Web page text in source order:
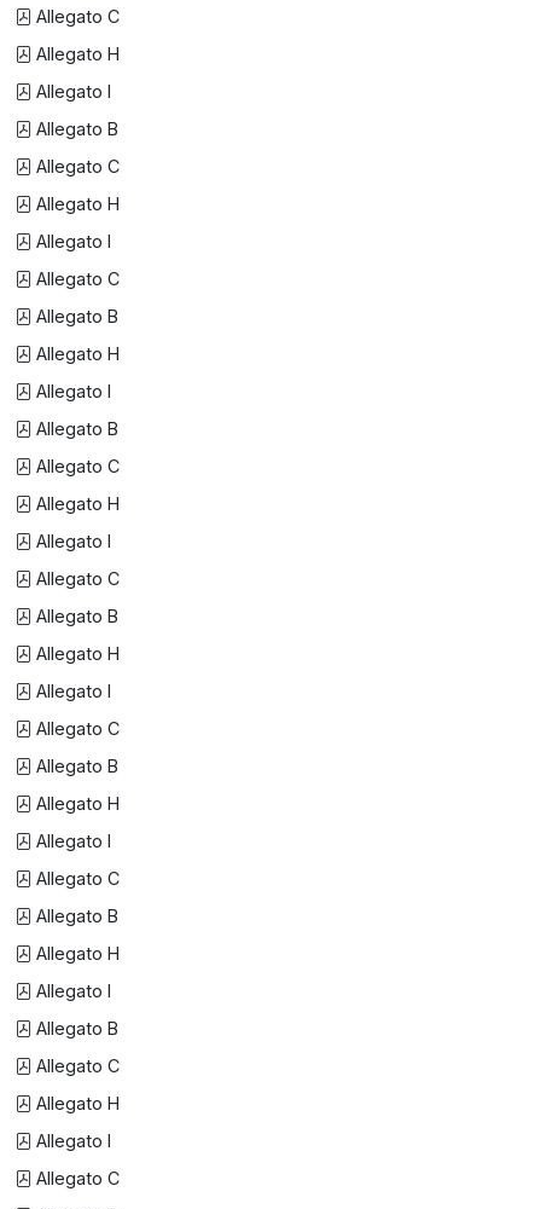
Allegato C
Allegato H
Allegato I
Allegato B
Allegato C
Allegato H
Allegato I
Allegato C
Allegato B
Allegato H
Allegato I
Allegato B
Allegato C
Allegato H
Allegato I
Allegato C
Allegato B
Allegato H
Allegato I
Allegato C
Allegato B
Allegato H
Allegato I
Allegato C
Allegato B
Allegato H
Allegato I
Allegato B
Allegato C
Allegato H
Allegato I
Allegato C